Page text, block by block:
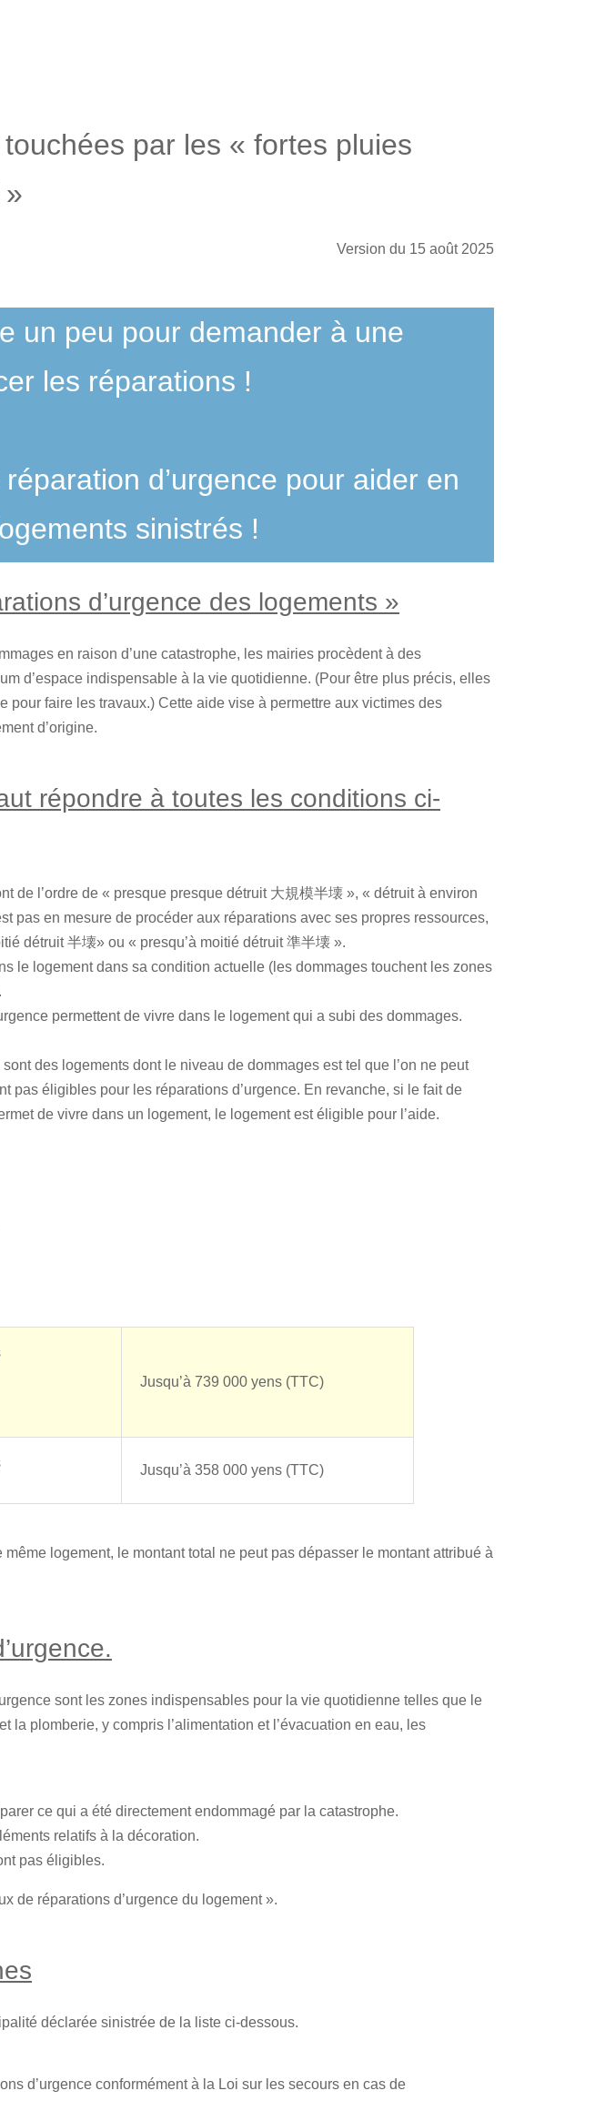
par les « fortes pluies
Version du 15 août 2025
un peu pour demander à une
les réparations !
d’urgence pour aider en
sinistrés !
d’urgence des logements »
en raison d’une catastrophe, les mairies procèdent à des
d’espace indispensable à la vie quotidienne. (Pour être plus précis, elles
pour faire les travaux.) Cette aide vise à permettre aux victimes des
d’origine.
répondre à toutes les conditions ci-
de l’ordre de « presque presque détruit 大規模半壊 », « détruit à environ
pas en mesure de procéder aux réparations avec ses propres ressources,
détruit 半壊» ou « presqu’à moitié détruit 準半壊 ».
le logement dans sa condition actuelle (les dommages touchent les zones
permettent de vivre dans le logement qui a subi des dommages.
des logements dont le niveau de dommages est tel que l’on ne peut
pas éligibles pour les réparations d’urgence. En revanche, si le fait de
de vivre dans un logement, le logement est éligible pour l’aide.
Jusqu’à 739 000 yens (TTC)
Jusqu’à 358 000 yens (TTC)
logement, le montant total ne peut pas dépasser le montant attribué à
sont les zones indispensables pour la vie quotidienne telles que le
la plomberie, y compris l’alimentation et l’évacuation en eau, les
ce qui a été directement endommagé par la catastrophe.
relatifs à la décoration.
pas éligibles.
de réparations d’urgence du logement ».
déclarée sinistrée de la liste ci-dessous.
d’urgence conformément à la Loi sur les secours en cas de